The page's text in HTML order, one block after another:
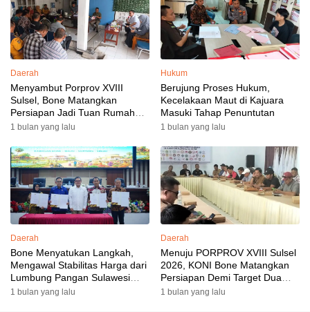
Daerah
Menyambut Porprov XVIII
Sulsel, Bone Matangkan
Persiapan Jadi Tuan Rumah
yang Berkesan: Wakil Bupati
Targetkan Venue dan
Akomodasi Rampung
1 bulan yang lalu
Hukum
Berujung Proses Hukum,
Kecelakaan Maut di Kajuara
Masuki Tahap Penuntutan
1 bulan yang lalu
Daerah
Bone Menyatukan Langkah,
Mengawal Stabilitas Harga dari
Lumbung Pangan Sulawesi
Selatan
1 bulan yang lalu
Daerah
Menuju PORPROV XVIII Sulsel
2026, KONI Bone Matangkan
Persiapan Demi Target Dua
Besar
1 bulan yang lalu